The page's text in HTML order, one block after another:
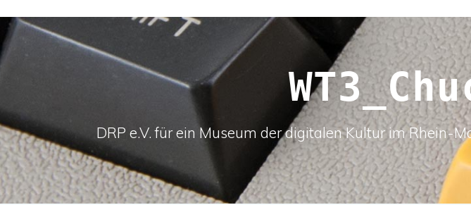
DRP e.V. für ein Museum der digitalen Kultur im Rhein-